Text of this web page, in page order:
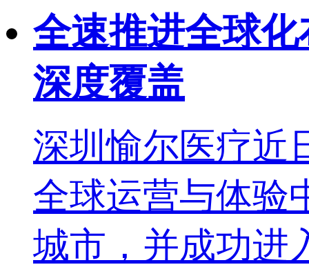
全速推进全球
深度覆盖
深圳愉尔医疗
全球运营与体验
城市，并成功进